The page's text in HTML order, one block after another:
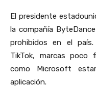
El presidente
la compañía
prohibidos en el
TikTok, marcas poco
como Microsoft
aplicación.